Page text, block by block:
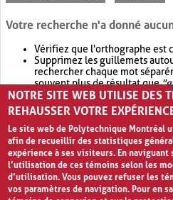
Votre recherche n'a donné
Vérifiez que l'orthographe est
Supprimez les guillemets
rechercher chaque mot
souvent plus de résultat que
Envisagez d'élargir votre
retournera souvent plus de
NOTRE SITE WEB UTILISE DES
REHAUSSER VOTRE
Le site web de Polytechnique Montréal
afin de recueillir des statistiques
expérience à ses visiteurs. En naviguant
l’utilisation de ces témoins selon les
d’utilisation. Vous pouvez refuser les
vos paramètres de navigation. Pour en